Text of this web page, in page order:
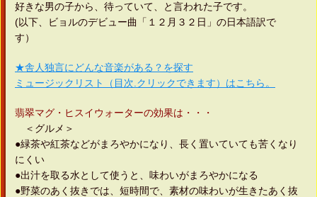
好きな男の子から、待っていて、と言われた子です。
(以下、ビョルのデビュー曲「１２月３２日」の日本語訳で
す）
★舎人独言にどんな音楽がある？を探す
ミュージックリスト（目次.クリックできます）はこちら。
翡翠マグ・ヒスイウォーターの効果は・・・
＜グルメ＞
●緑茶や紅茶などがまろやかになり、長く置いていても苦くなり
にくい
●出汁を取る水として使うと、味わいがまろやかになる
●野菜のあく抜きでは、短時間で、素材の味わいが生きたあく抜